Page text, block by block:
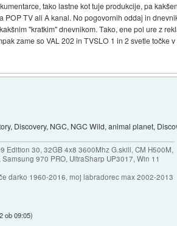
tako lastne kot tuje produkcije, pa
POP TV ali A kanal. No pogovornih oddaj in
"kratkim" dnevnikom. Tako, ene pol ure z
zame so VAL 202 in TVSLO 1 in 2 svetle
Discovery, NGC, NGC Wild, animal planet,
Edition 30, 32GB 4x8 3600Mhz G.skill, CM H500M,
970 PRO, UltraSharp UP3017, Win 11
darko 1960-2016, moj labradorec max 2002-2013
ob 09:05)